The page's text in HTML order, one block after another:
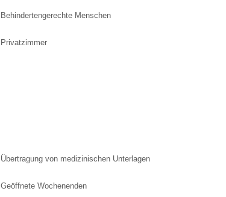
Behindertengerechte Menschen
Privatzimmer
Übertragung von medizinischen Unterlagen
Geöffnete Wochenenden